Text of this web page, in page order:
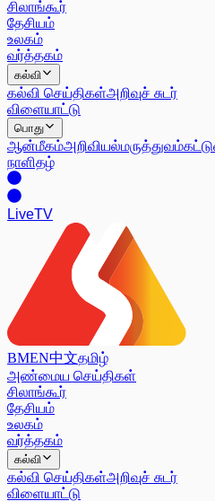
சிலாங்கூர்
தேசியம்
உலகம்
வர்த்தகம்
கல்வி
கல்வி செய்திகள்அறிவுச் சுடர்
விளையாட்டு
பொது
ஆன்மீகம்அறிவியல்மருத்துவம்
நாளிதழ்
LiveTV
BMEN中文தமிழ்
அண்மைய செய்திகள்
சிலாங்கூர்
தேசியம்
உலகம்
வர்த்தகம்
கல்வி
கல்வி செய்திகள்அறிவுச் சுடர்
விளையாட்டு